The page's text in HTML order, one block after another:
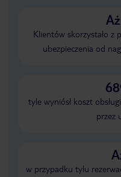
Klientów skorzystało z
ubezpieczenia od
tyle wyniósł koszt
przez
w przypadku tylu